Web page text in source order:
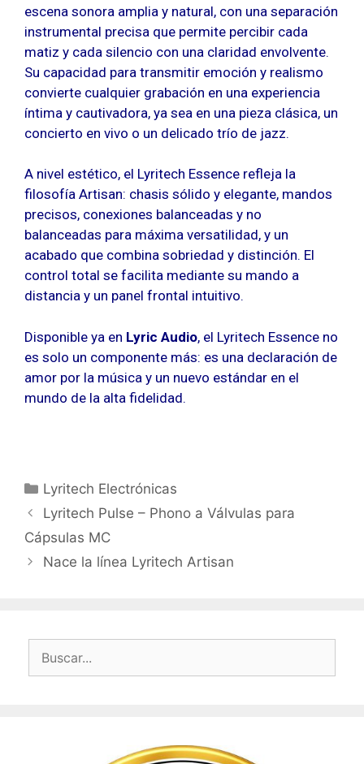
escena sonora amplia y natural, con una separación
instrumental precisa que permite percibir cada
matiz y cada silencio con una claridad envolvente.
Su capacidad para transmitir emoción y realismo
convierte cualquier grabación en una experiencia
íntima y cautivadora, ya sea en una pieza clásica, un
concierto en vivo o un delicado trío de jazz.
A nivel estético, el Lyritech Essence refleja la
filosofía Artisan: chasis sólido y elegante, mandos
precisos, conexiones balanceadas y no
balanceadas para máxima versatilidad, y un
acabado que combina sobriedad y distinción. El
control total se facilita mediante su mando a
distancia y un panel frontal intuitivo.
Disponible ya en Lyric Audio, el Lyritech Essence no
es solo un componente más: es una declaración de
amor por la música y un nuevo estándar en el
mundo de la alta fidelidad.
Categorías
Lyritech Electrónicas
Lyritech Pulse – Phono a Válvulas para
Cápsulas MC
Nace la línea Lyritech Artisan